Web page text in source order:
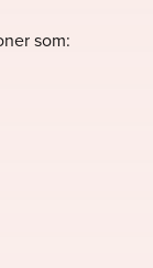
som: